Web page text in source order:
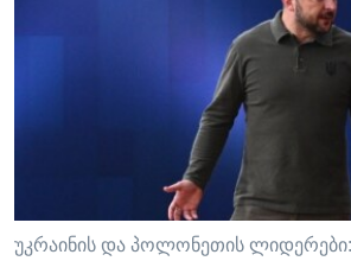
ᲒᲐᲚᲘᲚᲔᲝ
ენები
უკრაინის და პოლონეთის